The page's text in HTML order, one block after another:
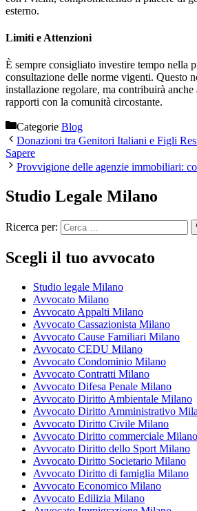
esterno.
Limiti e Attenzioni
È sempre consigliato investire tempo nella
consultazione delle norme vigenti. Questo
installazione regolare, ma contribuirà anche
rapporti con la comunità circostante.
Categorie Blog
Donazioni tra Genitori Italiani e Figli
Sapere
Provvigione delle agenzie immobiliari:
Studio Legale Milano
Ricerca per:
Scegli il tuo avvocato
Studio legale Milano
Avvocato Milano
Avvocato Appalti Milano
Avvocato Cassazionista Milano
Avvocato Cause Familiari Milano
Avvocato CEDU Milano
Avvocato Condominio Milano
Avvocato Contratti Milano
Avvocato Difesa Penale Milano
Avvocato Diritto Ambientale Milano
Avvocato Diritto Amministrativo
Avvocato Diritto Civile Milano
Avvocato Diritto commerciale Milano
Avvocato Diritto dello Sport Milano
Avvocato Diritto Societario Milano
Avvocato Diritto di famiglia Milano
Avvocato Economico Milano
Avvocato Edilizia Milano